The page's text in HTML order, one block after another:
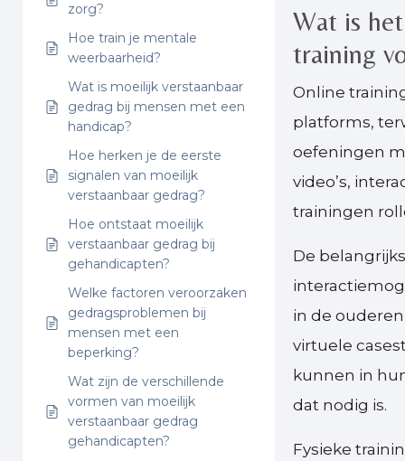
zorg?
Hoe train je mentale
weerbaarheid?
Wat is moeilijk verstaanbaar
gedrag bij mensen met een
handicap?
Hoe herken je de eerste
signalen van moeilijk
verstaanbaar gedrag?
Hoe ontstaat moeilijk
verstaanbaar gedrag bij
gehandicapten?
Welke factoren veroorzaken
gedragsproblemen bij
mensen met een
beperking?
Wat zijn de verschillende
vormen van moeilijk
verstaanbaar gedrag
gehandicapten?
Wat is
training
Online
platforms,
oefeningen
video’s,
trainingen
De
in de
virtuele
kunnen in
dat nodig is.
Fysieke